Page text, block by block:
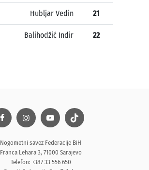
Hubljar Vedin 21
Balihodžić Indir 22
Nogometni savez Federacije BiH
Franca Lehara 3, 71000 Sarajevo
Telefon: +387 33 556 650